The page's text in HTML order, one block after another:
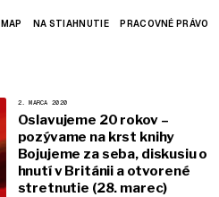
MAP NA STIAHNUTIE PRACOVNÉ PRÁVO
2. MARCA 2020
Oslavujeme 20 rokov –
pozývame na krst knihy
Bojujeme za seba, diskusiu o
hnutí v Británii a otvorené
stretnutie (28. marec)